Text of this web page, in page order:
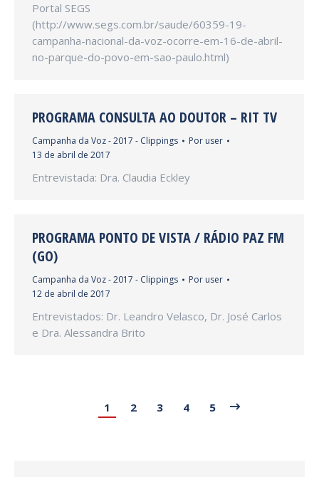
Portal SEGS
(http://www.segs.com.br/saude/60359-19-
campanha-nacional-da-voz-ocorre-em-16-de-abril-
no-parque-do-povo-em-sao-paulo.html)
PROGRAMA CONSULTA AO DOUTOR – RIT TV
Campanha da Voz - 2017 - Clippings Por user
13 de abril de 2017
Entrevistada: Dra. Claudia Eckley
PROGRAMA PONTO DE VISTA / RÁDIO PAZ FM
(GO)
Campanha da Voz - 2017 - Clippings Por user
12 de abril de 2017
Entrevistados: Dr. Leandro Velasco, Dr. José Carlos
e Dra. Alessandra Brito
1 2 3 4 5